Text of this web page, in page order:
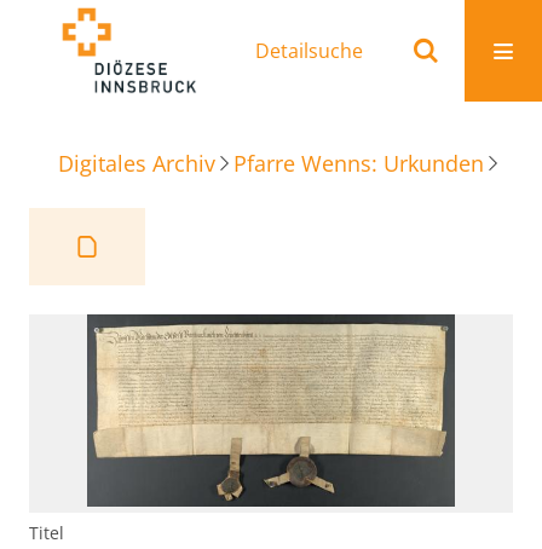
Detailsuche
Digitales Archiv Pfarre Wenns: Urkunden
Titel